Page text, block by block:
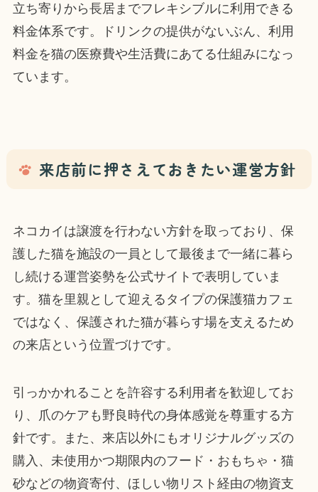
立ち寄りから長居までフレキシブルに利用できる
料金体系です。ドリンクの提供がないぶん、利用
料金を猫の医療費や生活費にあてる仕組みになっ
ています。
来店前に押さえておきたい運営方針
ネコカイは譲渡を行わない方針を取っており、保
護した猫を施設の一員として最後まで一緒に暮ら
し続ける運営姿勢を公式サイトで表明していま
す。猫を里親として迎えるタイプの保護猫カフェ
ではなく、保護された猫が暮らす場を支えるため
の来店という位置づけです。
引っかかれることを許容する利用者を歓迎してお
り、爪のケアも野良時代の身体感覚を尊重する方
針です。また、来店以外にもオリジナルグッズの
購入、未使用かつ期限内のフード・おもちゃ・猫
砂などの物資寄付、ほしい物リスト経由の物資支